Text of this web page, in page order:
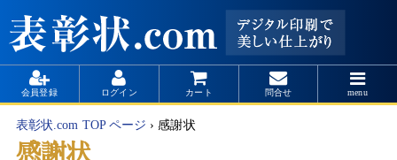
会員登録 ログイン カート 問合せ menu
表彰状.com TOP ページ ›感謝状
感謝状